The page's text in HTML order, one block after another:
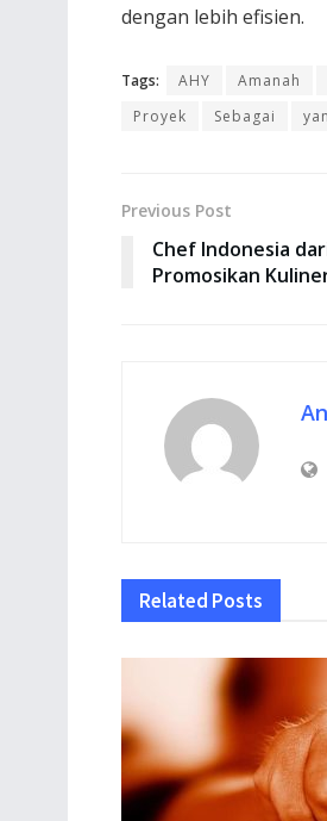
dengan lebih efisien.
Tags: AHY Amanah
Proyek
Sebagai
Previous Post
Chef Indonesia
Promosikan
Related Posts